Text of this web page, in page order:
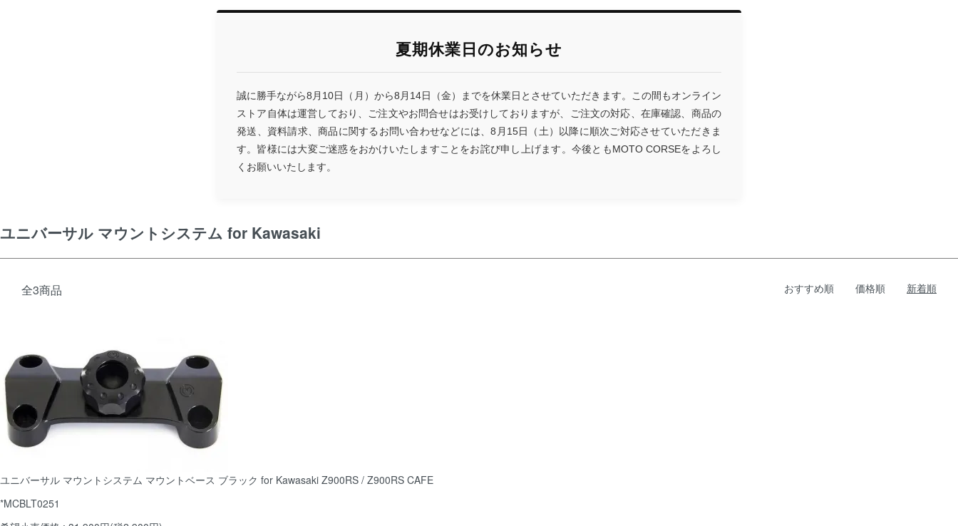
夏期休業日のお知らせ
誠に勝手ながら8月10日（月）から8月14日（金）までを休業日とさせていただきます。この間もオンライン
ストア自体は運営しており、ご注文やお問合せはお受けしておりますが、ご注文の対応、在庫確認、商品の
発送、資料請求、商品に関するお問い合わせなどには、8月15日（土）以降に順次ご対応させていただきま
す。皆様には大変ご迷惑をおかけいたしますことをお詫び申し上げます。今後ともMOTO CORSEをよろし
くお願いいたします。
ユニバーサル マウントシステム for Kawasaki
全3商品 おすすめ順 価格順 新着順
ユニバーサル マウントシステム マウントベース ブラック for Kawasaki Z900RS / Z900RS CAFE
*MCBLT0251